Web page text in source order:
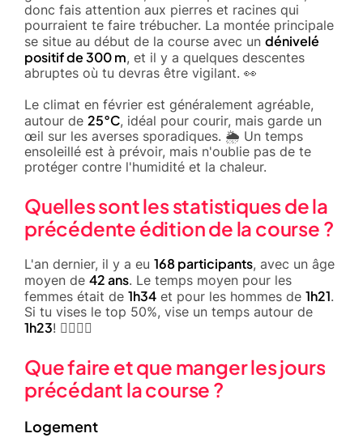
donc fais attention aux pierres et racines qui
pourraient te faire trébucher. La montée principale
se situe au début de la course avec un dénivelé
positif de 300 m, et il y a quelques descentes
abruptes où tu devras être vigilant. 👀
Le climat en février est généralement agréable,
autour de 25°C, idéal pour courir, mais garde un
œil sur les averses sporadiques. 🌦️ Un temps
ensoleillé est à prévoir, mais n'oublie pas de te
protéger contre l'humidité et la chaleur.
Quelles sont les statistiques de la
précédente édition de la course ?
L'an dernier, il y a eu 168 participants, avec un âge
moyen de 42 ans. Le temps moyen pour les
femmes était de 1h34 et pour les hommes de 1h21.
Si tu vises le top 50%, vise un temps autour de
1h23! 🏃‍♀️🏃‍♂️
Que faire et que manger les jours
précédant la course ?
Logement